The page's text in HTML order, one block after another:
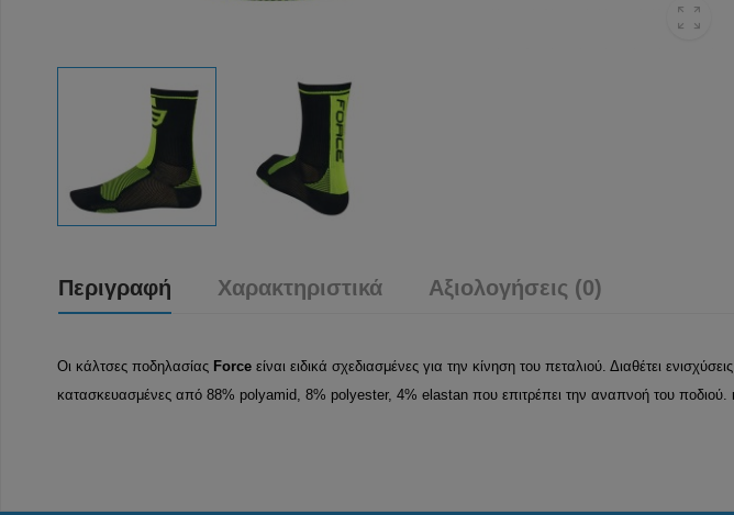
Περιγραφή Χαρακτηριστικά Αξιολογήσεις (0)
Οι κάλτσες ποδηλασίας Force είναι ειδικά σχεδιασμένες για την κίνηση του πεταλιού. Διαθέτει
κατασκευασμένες από 88% polyamid, 8% polyester, 4% elastan που επιτρέπει την αναπνοή του ποδιού.